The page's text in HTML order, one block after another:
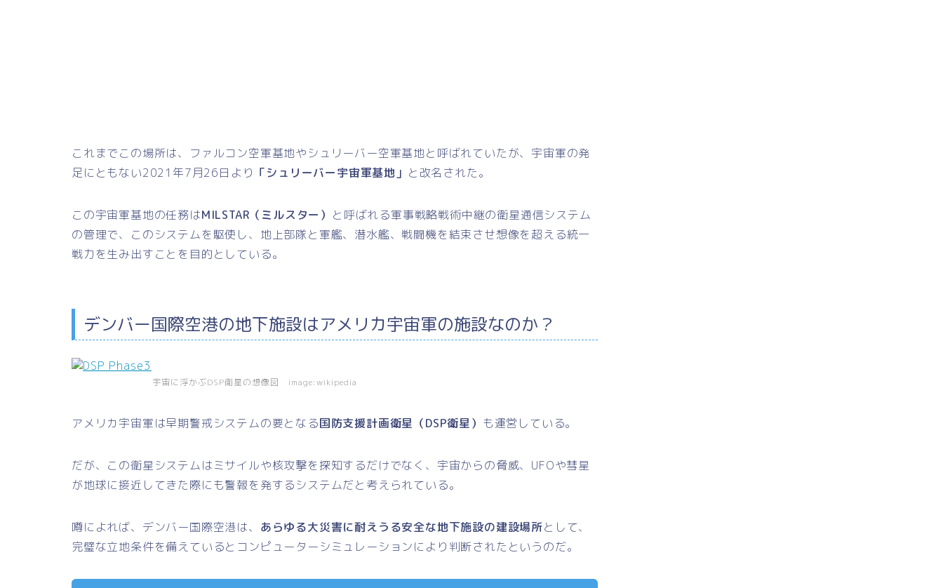
これまでこの場所は、ファルコン空軍基地やシュリーバー空軍基地と呼ばれていたが、宇宙軍の発
足にともない2021年7月26日より 「シュリーバー宇宙軍基地」 と改名された。
この宇宙軍基地の任務はMILSTAR（ミルスター） と呼ばれる軍事戦略戦術中継の衛星通信システム
の管理で、このシステムを駆使し、地上部隊と軍艦、潜水艦、戦闘機を結束させ想像を超える統一
戦力を生み出すことを目的としている。
デンバー国際空港の地下施設はアメリカ宇宙軍の施設なのか？
宇宙に浮かぶDSP衛星の想像図 image:wikipedia
アメリカ宇宙軍は早期警戒システムの要となる国防支援計画衛星（DSP衛星） も運営している。
だが、この衛星システムはミサイルや核攻撃を探知するだけでなく、宇宙からの脅威、UFOや彗星
が地球に接近してきた際にも警報を発するシステムだと考えられている。
噂によれば、デンバー国際空港は、 あらゆる大災害に耐えうる安全な地下施設の建設場所として、
完璧な立地条件を備えているとコンピューターシミュレーションにより判断されたというのだ。